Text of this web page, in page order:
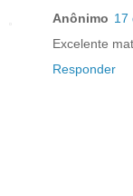
Anônimo 17
Excelente
Responder